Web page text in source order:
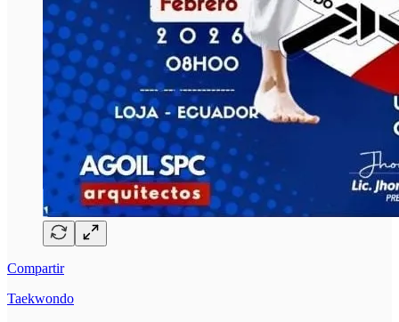
Compartir
Taekwondo